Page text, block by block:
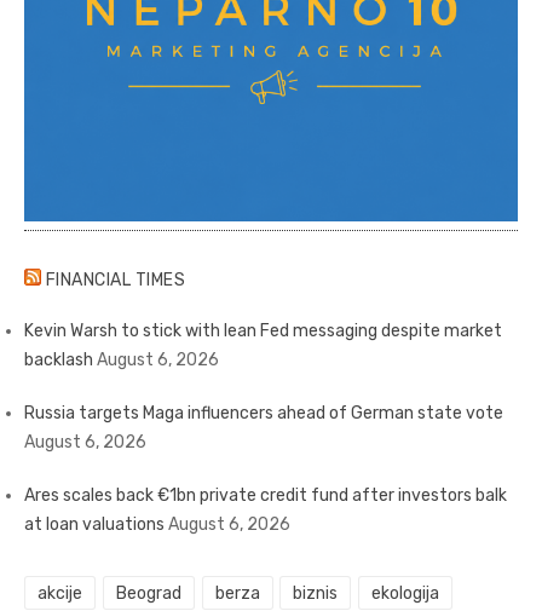
FINANCIAL TIMES
Kevin Warsh to stick with lean Fed messaging despite market
backlash August 6, 2026
Russia targets Maga influencers ahead of German state vote
August 6, 2026
Ares scales back €1bn private credit fund after investors balk
at loan valuations August 6, 2026
akcije Beograd berza biznis ekologija